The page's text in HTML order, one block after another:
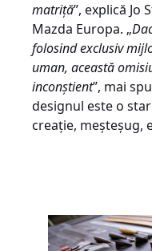
matriță”, explică Jo
Mazda Europa. „
folosind exclusiv
uman, această
inconștient”, mai
designul este o
creație, meșteșug,